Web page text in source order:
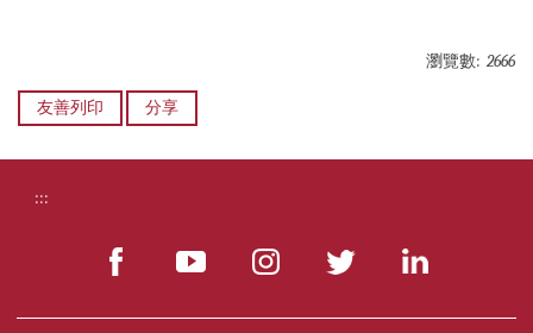
瀏覽數: 2666
友善列印 分享
:::